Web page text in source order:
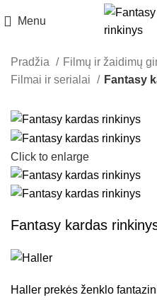
Menu
Pradžia
Filmų ir žaidimų
Filmai ir serialai
Fantasy
Click to enlarge
Fantasy kardas
Haller prekės ženklo